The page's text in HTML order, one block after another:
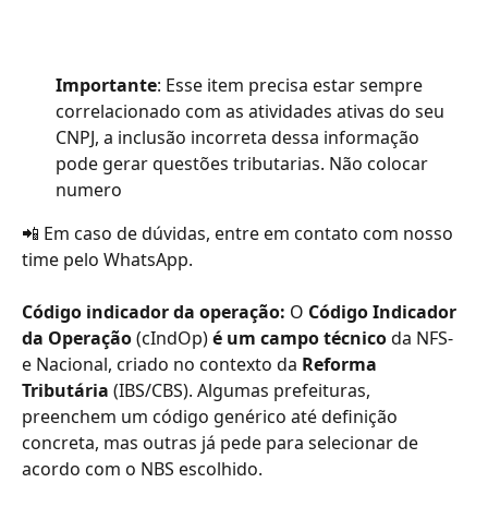
Importante: Esse item precisa estar sempre
correlacionado com as atividades ativas do seu
CNPJ, a inclusão incorreta dessa informação
pode gerar questões tributarias. Não colocar
numero
📲 Em caso de dúvidas, entre em contato com nosso
time pelo WhatsApp.
Código indicador da operação: O Código Indicador
da Operação (cIndOp) é um campo técnico da NFS-
e Nacional, criado no contexto da Reforma
Tributária (IBS/CBS). Algumas prefeituras,
preenchem um código genérico até definição
concreta, mas outras já pede para selecionar de
acordo com o NBS escolhido.